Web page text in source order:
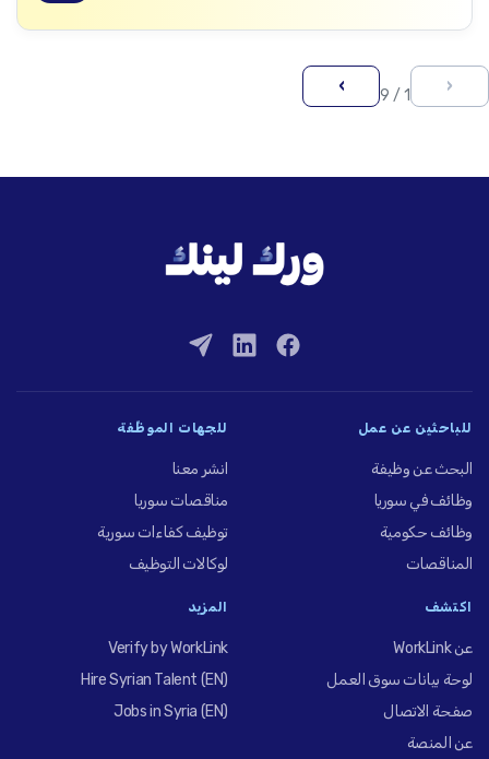
‹
1 / 9
›
للباحثين عن عمل
البحث عن وظيفة
وظائف في سوريا
وظائف حكومية
المناقصات
للجهات الموظِّفة
انشر معنا
مناقصات سوريا
توظيف كفاءات سورية
لوكالات التوظيف
اكتشف
عن WorkLink
لوحة بيانات سوق العمل
صفحة الاتصال
عن المنصة
المزيد
Verify by WorkLink
Hire Syrian Talent (EN)
Jobs in Syria (EN)